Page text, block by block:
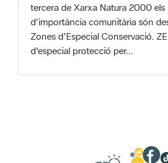
d'especial protecció per...